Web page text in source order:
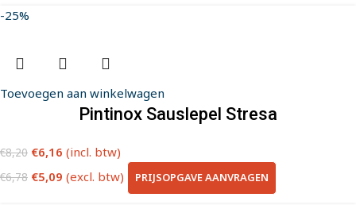
-25%
Toevoegen aan winkelwagen
Pintinox Sauslepel Stresa
€8,20 €6,16 (incl. btw)
€6,78 €5,09 (excl. btw) PRIJSOPGAVE AANVRAGEN